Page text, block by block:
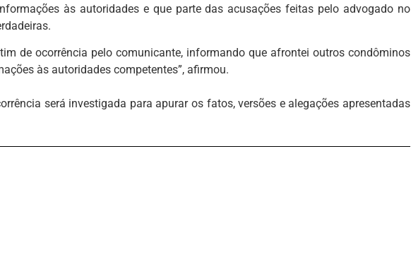
às autoridades e que parte das acusações feitas pelo advogado no
de ocorrência pelo comunicante, informando que afrontei outros condôminos
às autoridades competentes”, afirmou.
será investigada para apurar os fatos, versões e alegações apresentadas